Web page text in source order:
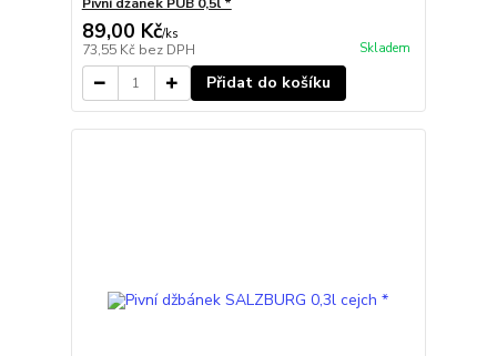
Pivní džánek PUB 0,5l *
89,00 Kč/ks
73,55 Kč bez DPH Skladem
Přidat do košíku